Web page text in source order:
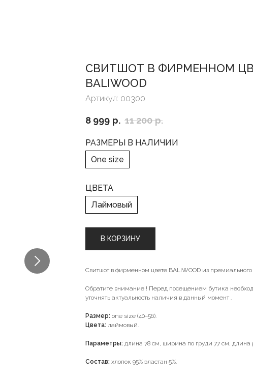
СВИТШОТ В ФИРМЕННОМ
BALIWOOD
Артикул: 00300
8 999 р. 11 200 р.
РАЗМЕРЫ В НАЛИЧИИ
One size
ЦВЕТА
Лаймовый
В КОРЗИНУ
Свитшот в фирменном цвете BALIWOOD из премиального
Обратите внимание ! Перед посещением бутика
уточнять актуальность наличия в данный момент .
Размер: one size (40−56).
Цвета: лаймовый.
Параметры: длина 78 см, ширина по груди 77 см, длина
Состав: хлопок 95% эластан 5%.